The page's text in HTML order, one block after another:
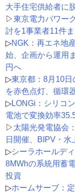
大手住宅供給者に
▷東京電力パワー
討を1事業者11件
▷NGK：再エネ地
始、企画から運用
円へ
▷東京都：8月10
を赤色点灯、循環
▷LONGi：シリコ
電池で変換効率
▷ 太陽光発電協会
日開催、BIPV・水
▷シーラホールデ
8MWhの系統用蓄
投資
▷ホームサーブ：